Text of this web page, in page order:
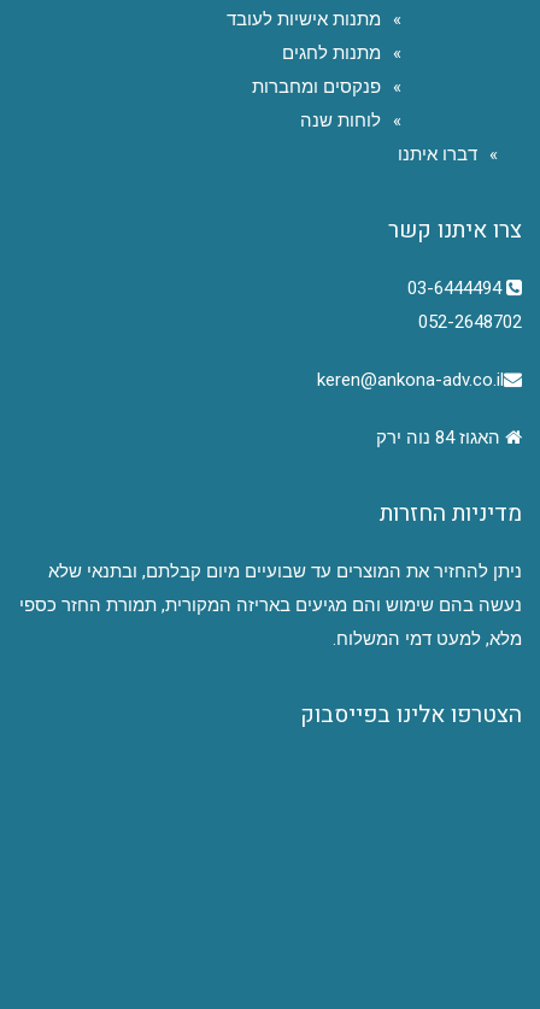
מתנות אישיות לעובד
מתנות לחגים
פנקסים ומחברות
לוחות שנה
דברו איתנו
צרו איתנו קשר
03-6444494
052-2648702
keren@ankona-adv.co.il
האגוז 84 נוה ירק
מדיניות החזרות
ניתן להחזיר את המוצרים עד שבועיים מיום קבלתם, ובתנאי שלא
נעשה בהם שימוש והם מגיעים באריזה המקורית, תמורת החזר כספי
מלא, למעט דמי המשלוח.
הצטרפו אלינו בפייסבוק